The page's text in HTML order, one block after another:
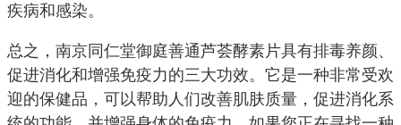
疾病和感染。
总之，南京同仁堂御庭善通芦荟酵素片具有排毒养颜、
促进消化和增强免疫力的三大功效。它是一种非常受欢
迎的保健品，可以帮助人们改善肌肤质量，促进消化系